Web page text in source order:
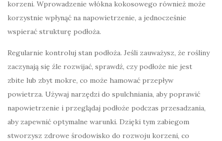
korzeni. Wprowadzenie włókna kokosowego również może
korzystnie wpłynąć na napowietrzenie, a jednocześnie
wspierać strukturę podłoża.
Regularnie kontroluj stan podłoża. Jeśli zauważysz, że rośliny
zaczynają się źle rozwijać, sprawdź, czy podłoże nie jest
zbite lub zbyt mokre, co może hamować przepływ
powietrza. Używaj narzędzi do spulchniania, aby poprawić
napowietrzenie i przeglądaj podłoże podczas przesadzania,
aby zapewnić optymalne warunki. Dzięki tym zabiegom
stworzysz zdrowe środowisko do rozwoju korzeni, co